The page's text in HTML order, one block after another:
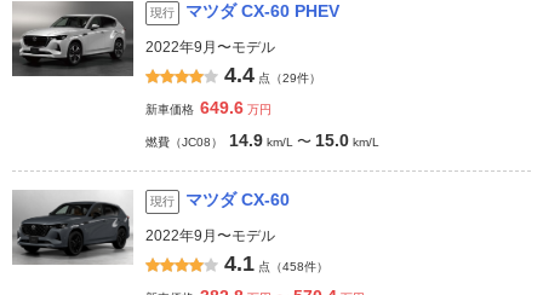
現行 マツダ CX-60 PHEV
2022年9月〜モデル
4.4 点（29件）
新車価格 649.6 万円
燃費（JC08） 14.9 km/L 〜 15.0 km/L
現行 マツダ CX-60
2022年9月〜モデル
4.1 点（458件）